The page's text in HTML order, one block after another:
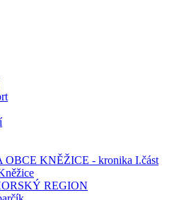
KNĚŽICE - kronika I.část
REGION